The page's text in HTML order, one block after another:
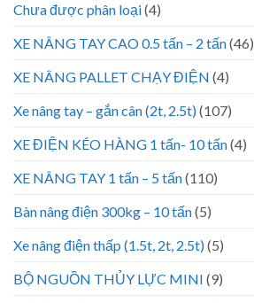
Chưa được phân loại(4)
XE NÂNG TAY CAO 0.5 tấn – 2 tấn(46)
XE NÂNG PALLET CHẠY ĐIỆN (4)
Xe nâng tay – gắn cân (2t, 2.5t)(107)
XE ĐIỆN KÉO HÀNG 1 tấn- 10 tấn(4)
XE NÂNG TAY 1 tấn – 5 tấn(110)
Bàn nâng điện 300kg – 10 tấn(5)
Xe nâng điện thấp (1.5t, 2t, 2.5t)(5)
BỘ NGUỒN THỦY LỰC MINI (9)